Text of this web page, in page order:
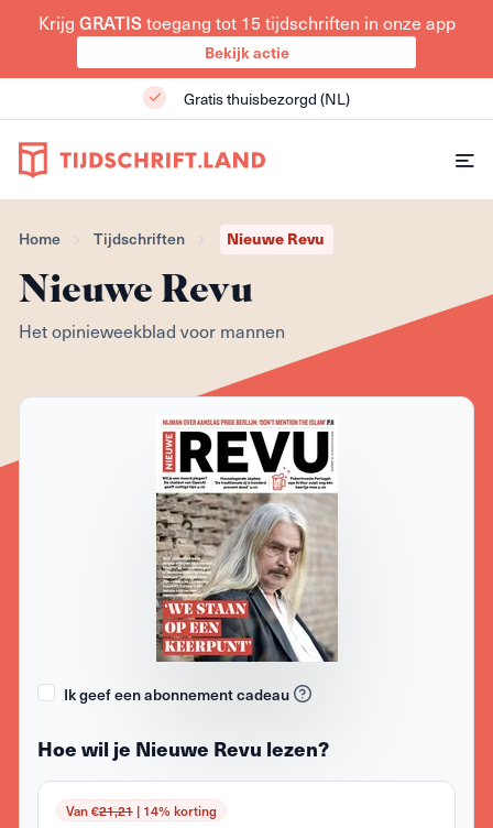
Krijg GRATIStoegang tot 15 tijdschriften in onze app
Bekijk actie
Gratis thuisbezorgd (NL)
Home Tijdschriften Nieuwe Revu
Nieuwe Revu
Het opinieweekblad voor mannen
Ik geef een abonnement cadeau
Hoe wil je Nieuwe Revu lezen?
Van €21,21| 14% korting